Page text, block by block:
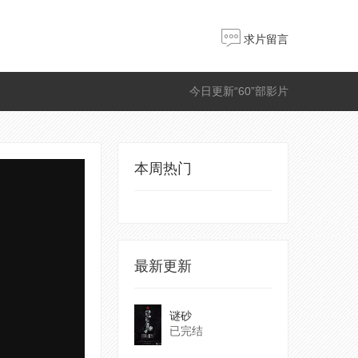
求片留言
今日更新“60”部影片
本周热门
最新更新
谜砂
已完结